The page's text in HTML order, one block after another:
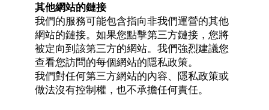
其他網站的鏈接
我們的服務可能包含指向非我們運營的其他
網站的鏈接。如果您點擊第三方鏈接，您將
被定向到該第三方的網站。我們強烈建議您
查看您訪問的每個網站的隱私政策。
我們對任何第三方網站的內容、隱私政策或
做法沒有控制權，也不承擔任何責任。